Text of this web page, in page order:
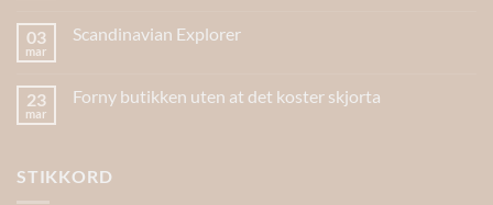
03
mar
Scandinavian Explorer
23
mar
Forny butikken uten at det koster skjorta
STIKKORD